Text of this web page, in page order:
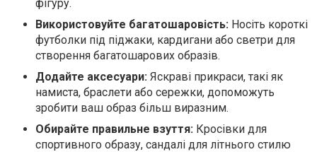
фігуру.
Використовуйте багатошаровість: Носіть короткі
футболки під піджаки, кардигани або светри для
створення багатошарових образів.
Додайте аксесуари: Яскраві прикраси, такі як
намиста, браслети або сережки, допоможуть
зробити ваш образ більш виразним.
Обирайте правильне взуття: Кросівки для
спортивного образу, сандалі для літнього стилю